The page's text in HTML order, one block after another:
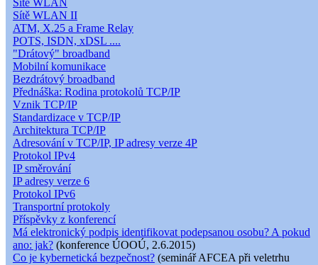
Sítě WLAN
Sítě WLAN II
ATM, X.25 a Frame Relay
POTS, ISDN, xDSL ....
"Drátový" broadband
Mobilní komunikace
Bezdrátový broadband
Přednáška: Rodina protokolů TCP/IP
Vznik TCP/IP
Standardizace v TCP/IP
Architektura TCP/IP
Adresování v TCP/IP, IP adresy verze 4P
Protokol IPv4
IP směrování
IP adresy verze 6
Protokol IPv6
Transportní protokoly
Příspěvky z konferencí
Má elektronický podpis identifikovat podepsanou osobu? A pokud
ano: jak? (konference ÚOOÚ, 2.6.2015)
Co je kybernetická bezpečnost? (seminář AFCEA při veletrhu